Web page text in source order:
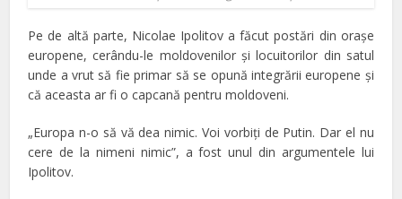
Pe de altă parte, Nicolae Ipolitov a făcut postări din oraşe
europene, cerându-le moldovenilor şi locuitorilor din satul
unde a vrut să fie primar să se opună integrării europene şi
că aceasta ar fi o capcană pentru moldoveni.
„Europa n-o să vă dea nimic. Voi vorbiţi de Putin. Dar el nu
cere de la nimeni nimic”, a fost unul din argumentele lui
Ipolitov.